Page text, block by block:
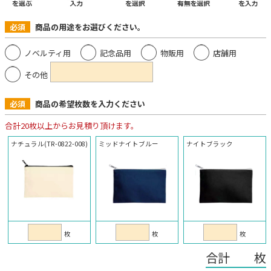
必須 商品の用途をお選びください。
ノベルティ用 記念品用 物販用
店舗用
その他
必須
商品の希望枚数を入力ください
合計20枚以上からお見積り頂けます。
ナチュラル(TR-0822-008)
枚
ミッドナイトブルー
枚
ナイトブラック
枚
合計 枚